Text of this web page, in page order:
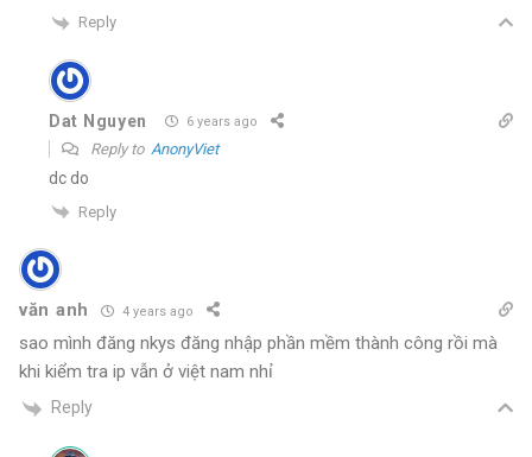
Reply
Dat Nguyen 6 years ago
Reply to AnonyViet
dc do
Reply
văn anh 4 years ago
sao mình đăng nkys đăng nhập phần mềm thành công rồi mà
khi kiểm tra ip vẫn ở việt nam nhỉ
Reply